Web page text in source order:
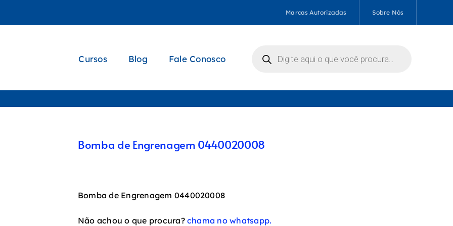
Marcas Autorizadas Sobre Nós
Cursos Blog Fale Conosco
produtos
Bomba de Engrenagem 0440020008
Bomba de Engrenagem 0440020008
Não achou o que procura?chama no whatsapp.